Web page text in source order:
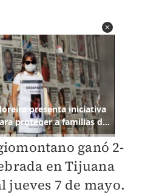
ganó 2-
en Tijuana
jueves 7 de mayo.